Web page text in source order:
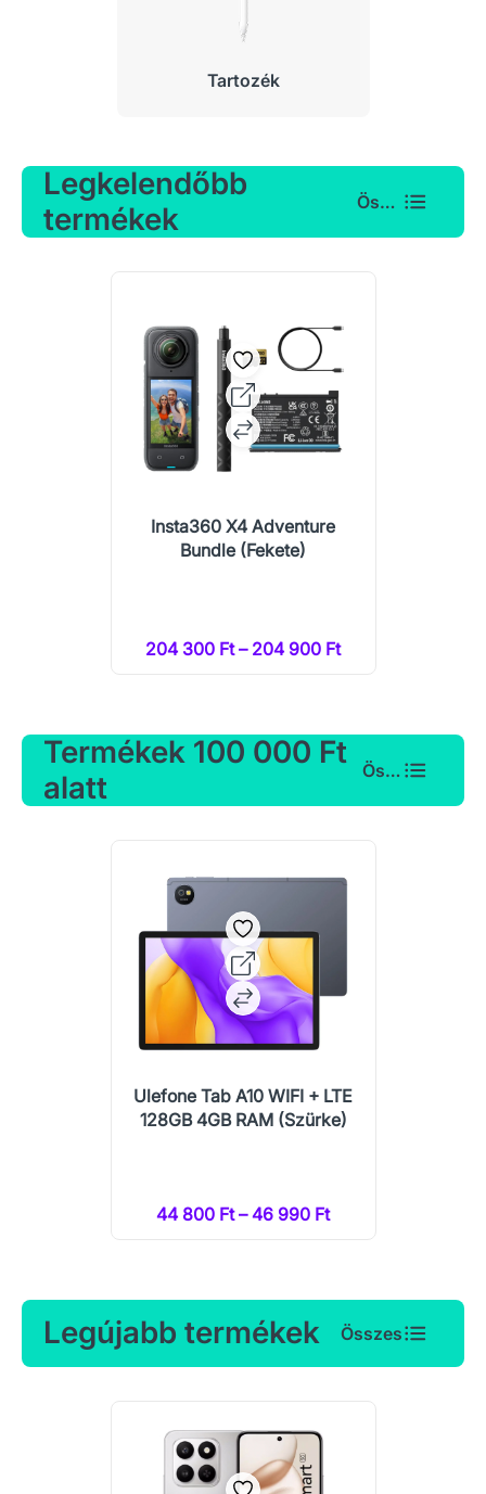
Tartozék
Legkelendőbb
termékek
Összes
Insta360 X4 Adventure
Bundle (Fekete)
204 300 Ft – 204 900 Ft
Termékek 100 000 Ft
alatt
Összes
Ulefone Tab A10 WIFI + LTE
128GB 4GB RAM (Szürke)
44 800 Ft – 46 990 Ft
Legújabb termékek Összes